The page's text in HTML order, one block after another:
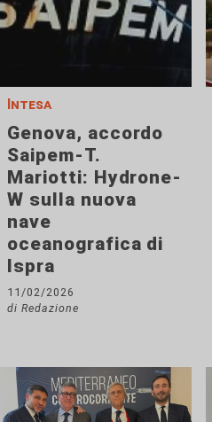
Intesa
Genova, accordo
Saipem-T.
Mariotti: Hydrone-
W sulla nuova
nave
oceanografica di
Ispra
11/02/2026
di Redazione